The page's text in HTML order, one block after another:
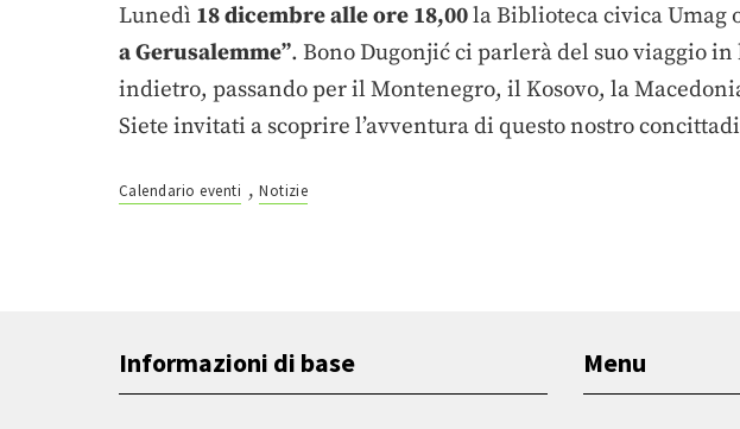
Lunedì 18 dicembre alle ore 18,00la Biblioteca civica Umag
a Gerusalemme”. Bono Dugonjić ci parlerà del suo viaggio
indietro, passando per il Montenegro, il Kosovo, la
Siete invitati a scoprire l’avventura di questo nostro
Calendario eventi ,Notizie
Informazioni di base Menu